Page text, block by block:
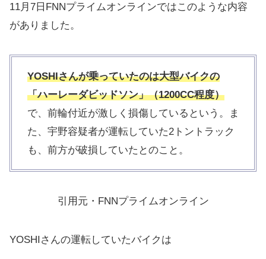
11月7日FNNプライムオンラインではこのような内容
がありました。
YOSHIさんが乗っていたのは大型バイクの
「ハーレーダビッドソン」（1200CC程度）
で、前輪付近が激しく損傷しているという。ま
た、宇野容疑者が運転していた2トントラック
も、前方が破損していたとのこと。
引用元・FNNプライムオンライン
YOSHIさんの運転していたバイクは